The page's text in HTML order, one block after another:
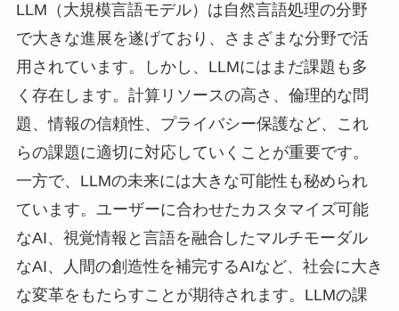
LLM（大規模言語モデル）は自然言語処理の分野
で大きな進展を遂げており、さまざまな分野で活
用されています。しかし、LLMにはまだ課題も多
く存在します。計算リソースの高さ、倫理的な問
題、情報の信頼性、プライバシー保護など、これ
らの課題に適切に対応していくことが重要です。
一方で、LLMの未来には大きな可能性も秘められ
ています。ユーザーに合わせたカスタマイズ可能
なAI、視覚情報と言語を融合したマルチモーダル
なAI、人間の創造性を補完するAIなど、社会に大き
な変革をもたらすことが期待されます。LLMの課